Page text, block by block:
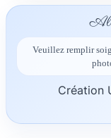
Veuillez remplir
Création